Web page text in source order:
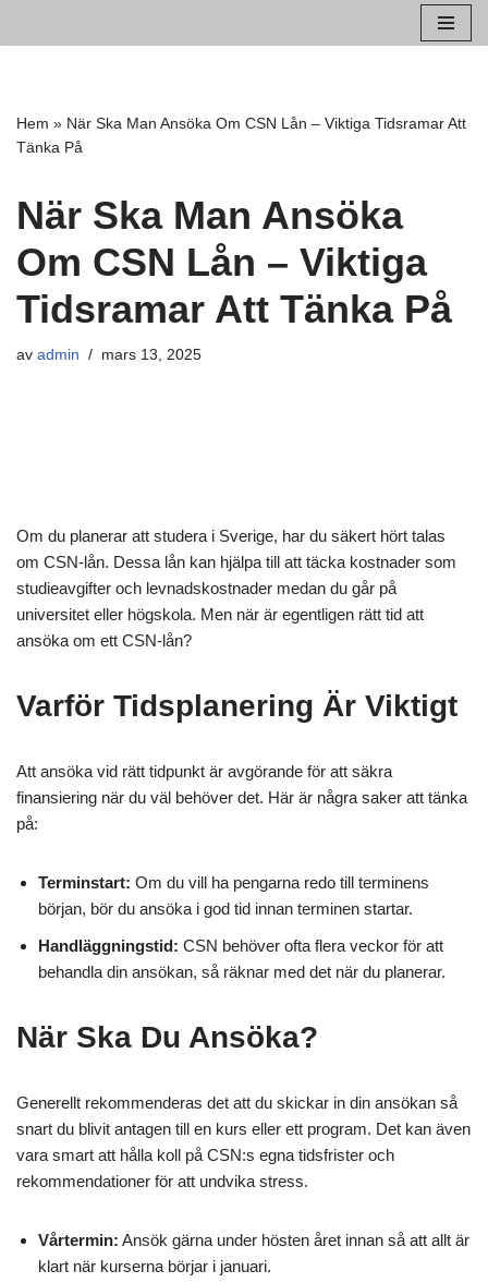
Hem » När Ska Man Ansöka Om CSN Lån – Viktiga Tidsramar Att
Tänka På
När Ska Man Ansöka
Om CSN Lån – Viktiga
Tidsramar Att Tänka På
av admin mars 13, 2025
Om du planerar att studera i Sverige, har du säkert hört talas
om CSN-lån. Dessa lån kan hjälpa till att täcka kostnader som
studieavgifter och levnadskostnader medan du går på
universitet eller högskola. Men när är egentligen rätt tid att
ansöka om ett CSN-lån?
Varför Tidsplanering Är Viktigt
Att ansöka vid rätt tidpunkt är avgörande för att säkra
finansiering när du väl behöver det. Här är några saker att tänka
på:
Terminstart: Om du vill ha pengarna redo till terminens
början, bör du ansöka i god tid innan terminen startar.
Handläggningstid: CSN behöver ofta flera veckor för att
behandla din ansökan, så räknar med det när du planerar.
När Ska Du Ansöka?
Generellt rekommenderas det att du skickar in din ansökan så
snart du blivit antagen till en kurs eller ett program. Det kan även
vara smart att hålla koll på CSN:s egna tidsfrister och
rekommendationer för att undvika stress.
Vårtermin: Ansök gärna under hösten året innan så att allt är
klart när kurserna börjar i januari.